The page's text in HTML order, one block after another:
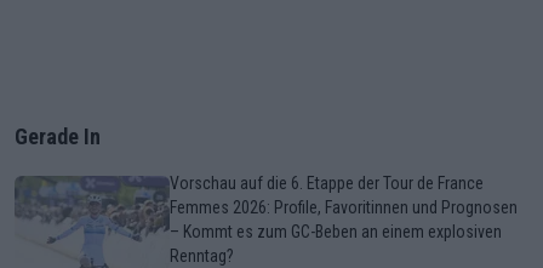
Gerade In
Vorschau auf die 6. Etappe der Tour de France
Femmes 2026: Profile, Favoritinnen und Prognosen
– Kommt es zum GC-Beben an einem explosiven
Renntag?